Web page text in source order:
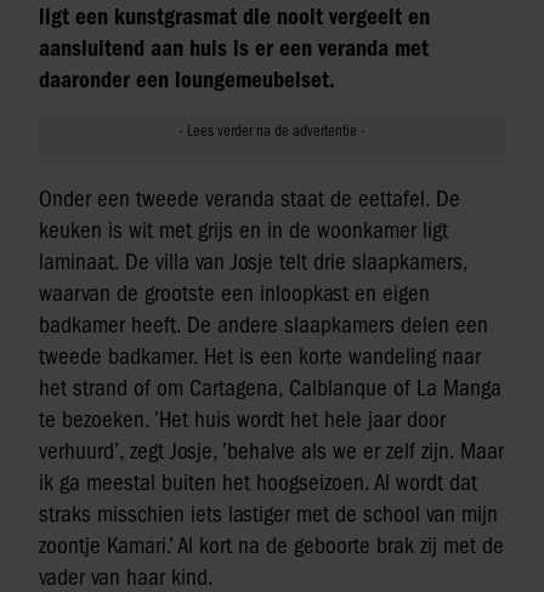
ligt een kunstgrasmat die nooit vergeelt en
aansluitend aan huis is er een veranda met
daaronder een loungemeubelset.
Onder een tweede veranda staat de eettafel. De
keuken is wit met grijs en in de woonkamer ligt
laminaat. De villa van Josje telt drie slaapkamers,
waarvan de grootste een inloopkast en eigen
badkamer heeft. De andere slaapkamers delen een
tweede badkamer. Het is een korte wandeling naar
het strand of om Cartagena, Calblanque of La Manga
te bezoeken. ’Het huis wordt het hele jaar door
verhuurd’, zegt Josje, ’behalve als we er zelf zijn. Maar
ik ga meestal buiten het hoogseizoen. Al wordt dat
straks misschien iets lastiger met de school van mijn
zoontje Kamari.’ Al kort na de geboorte brak zij met de
vader van haar kind.